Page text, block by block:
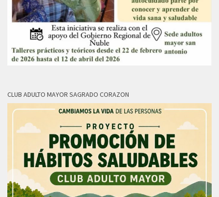
CLUB ADULTO MAYOR SAGRADO CORAZON